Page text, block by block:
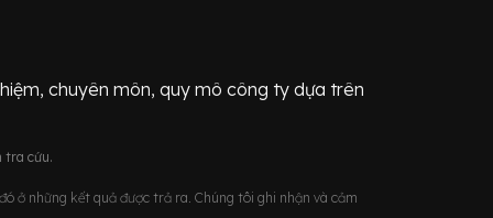
chuyên môn, quy mô công ty dựa trên
tra cứu.
ở những kết quả được trả ra. Chúng tôi ghi nhận và cảm